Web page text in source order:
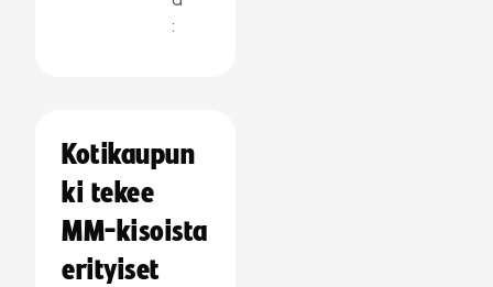
:
Kotikaupun
ki tekee
MM-kisoista
erityiset